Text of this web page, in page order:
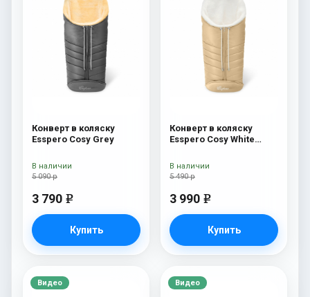
Конверт в коляску
Esspero Cosy Grey
5 090 р
3 790 e
Купить
В наличии
Конверт в коляску
Esspero Cosy White
5 490 р
3 990 e
Купить
В наличии
Видео Видео